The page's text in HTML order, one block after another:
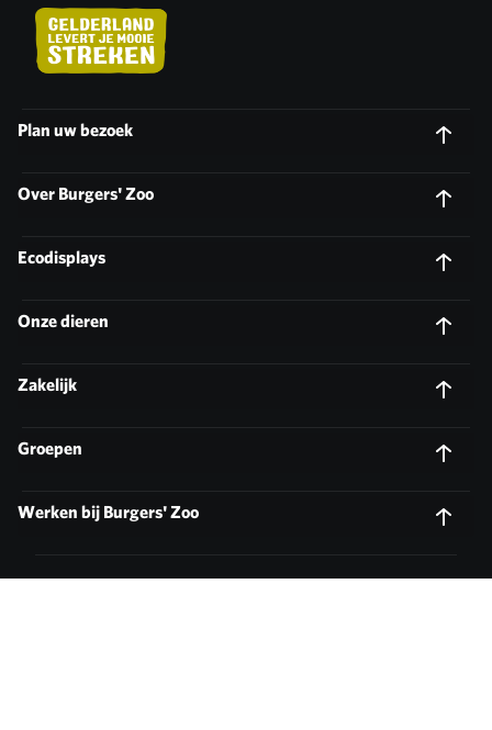
Plan uw bezoek
Over Burgers' Zoo
Ecodisplays
Onze dieren
Zakelijk
Groepen
Werken bij Burgers' Zoo